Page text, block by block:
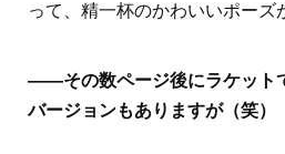
って、精一杯のかわいいポーズ
――その数ページ後にラケット
バージョンもありますが（笑）